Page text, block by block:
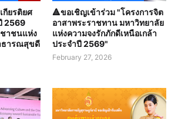
กียรติยศ
2569
าชนแห่ง
ธารณสุขดี
🔺ขอเชิญเข้าร่วม "โครงการจิต
อาสาพระราชทาน มหาวิทยาลัย
แห่งความจงรักภักดีเหนือเกล้า
ประจำปี 2569"
February 27, 2026